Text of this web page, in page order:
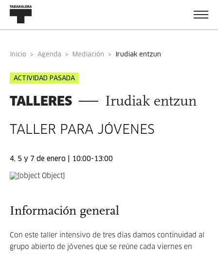
Inicio Agenda Mediación irudiak entzun
ACTIVIDAD PASADA
TALLERES Irudiak entzun
TALLER PARA JÓVENES
4, 5 y 7 de enero | 10:00-13:00
Información general
Con este taller intensivo de tres días damos continuidad al
grupo abierto de jóvenes que se reúne cada viernes en